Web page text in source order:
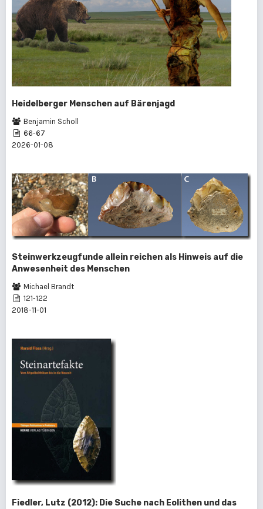
Heidelberger Menschen auf Bärenjagd
Benjamin Scholl
66-67
2026-01-08
Steinwerkzeugfunde allein reichen als Hinweis auf die
Anwesenheit des Menschen
Michael Brandt
121-122
2018-11-01
Fiedler, Lutz (2012): Die Suche nach Eolithen und das